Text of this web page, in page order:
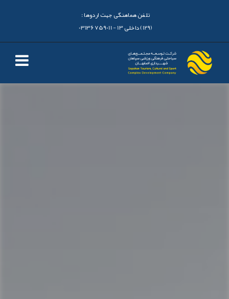
تلفن هماهنگی جهت اردوها :